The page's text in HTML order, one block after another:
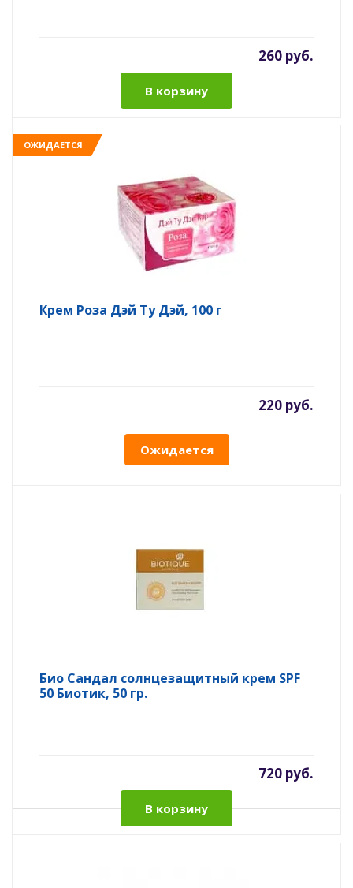
260 руб.
В корзину
ОЖИДАЕТСЯ
Крем Роза Дэй Ту Дэй, 100 г
220 руб.
Ожидается
Био Сандал солнцезащитный крем SPF
50 Биотик, 50 гр.
720 руб.
В корзину